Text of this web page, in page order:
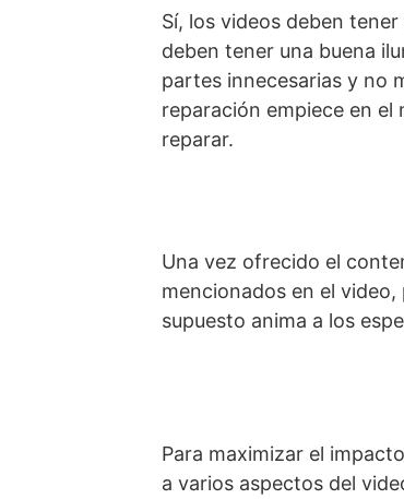
Sí, los videos deben
deben tener una buena
partes innecesarias y no
reparación empiece en
reparar.
Una vez ofrecido el
mencionados en el
supuesto anima a los
Para maximizar el
a varios aspectos del